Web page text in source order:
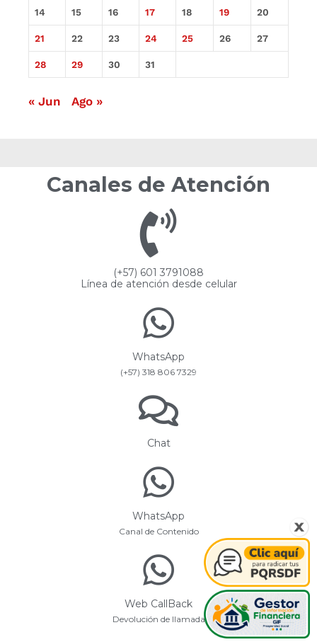
14 15 16 17 18 19 20
21 22 23 24 25 26 27
28 29 30 31
« Jun Ago »
Canales de Atención
(+57) 601 3791088
Línea de atención desde celular
WhatsApp
(+57) 318 806 7329
Chat
WhatsApp
Canal de Contenido
Web CallBack
Devolución de llamada